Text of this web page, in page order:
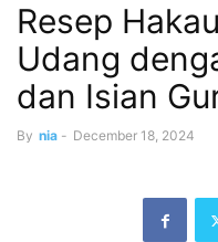
Resep
Udang
dan Isian
By nia - December 18, 2024